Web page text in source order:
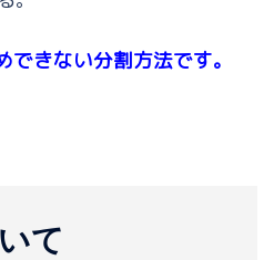
きない分割方法です。
て